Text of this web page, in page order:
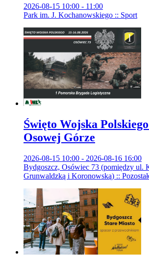
2026-08-15 10:00 - 11:00
Park im. J. Kochanowskiego :: Sport
Święto Wojska
Osowej Górze
2026-08-15 10:00 - 2026-08-16 16:00
Bydgoszcz, Osówiec 73 (pomiędzy ul.
Grunwaldzką i Koronowską) ::